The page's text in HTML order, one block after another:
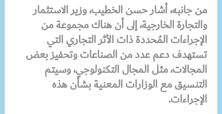
من جانبه، أشار حسن الخطيب، وزير الاستثمار
والتجارة الخارجية، إلى أن هناك مجموعة من
الإجراءات المُحددة ذات الأثر التجاري التي
تستهدف دعم عدد من الصناعات وتحفيز بعض
المجالات، مثل المجال التكنولوجي، وسيتم
التنسيق مع الوزارات المعنية بشأن هذه
الإجراءات.